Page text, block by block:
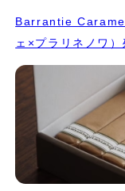
Barrantie
ェ×プラリネノワ）